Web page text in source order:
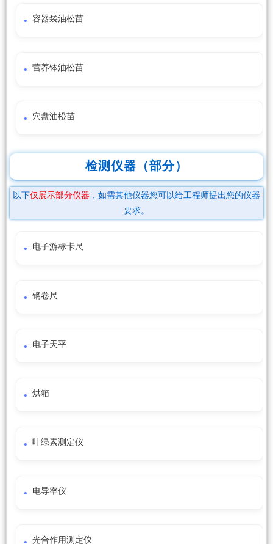
容器袋油松苗
营养钵油松苗
穴盘油松苗
检测仪器（部分）
以下仅展示部分仪器 ，如需其他仪器您可以给工程师提出您的仪器
要求。
电子游标卡尺
钢卷尺
电子天平
烘箱
叶绿素测定仪
电导率仪
光合作用测定仪